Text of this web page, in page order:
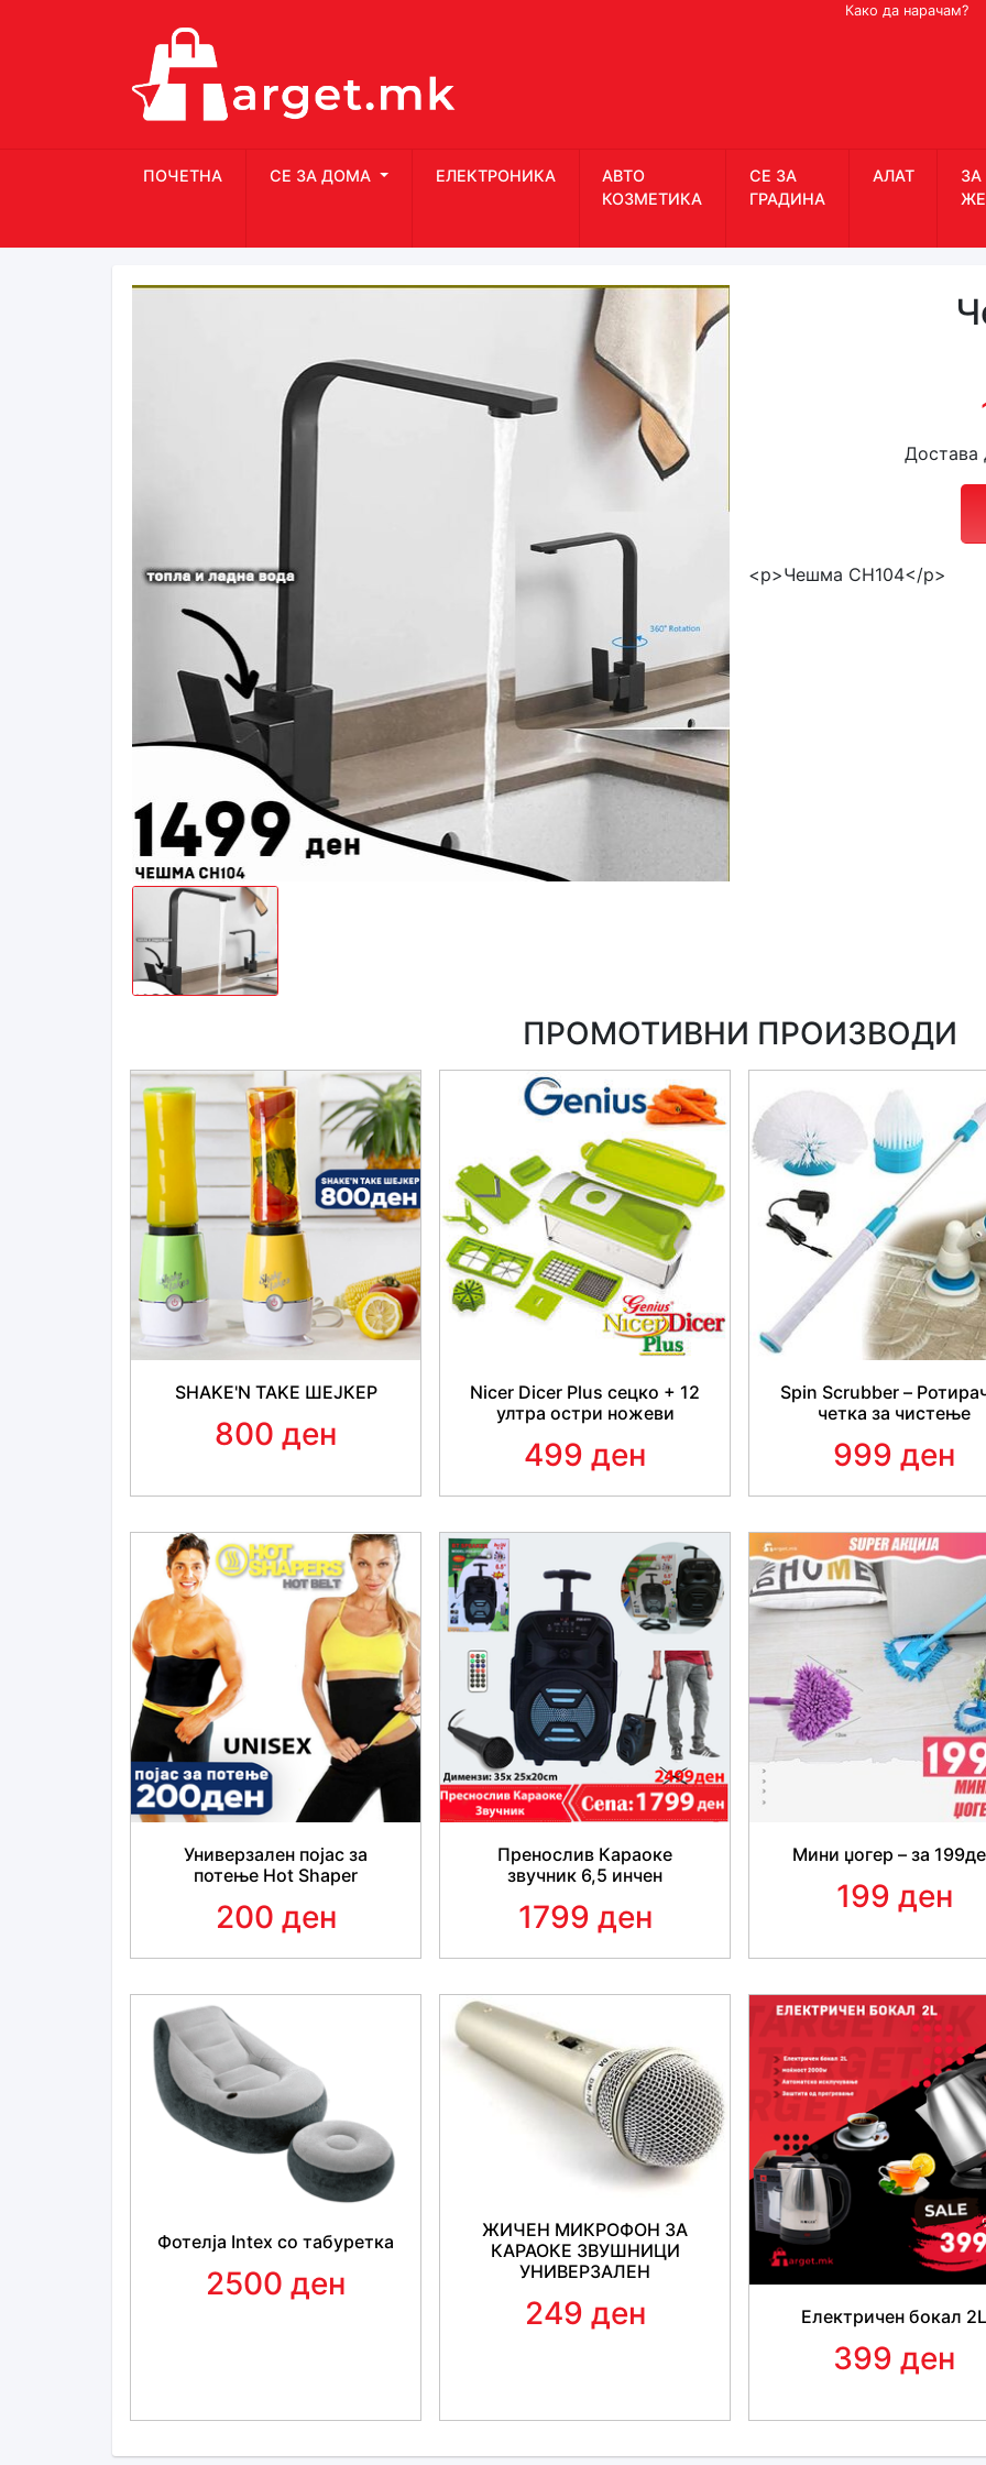
Како да нарачам?
ПОЧЕТНА СЕ ЗА ДОМА ЕЛЕКТРОНИКА
АВТО
КОЗМЕТИКА
СЕ ЗА
ГРАДИНА
АЛАТ
ЗА
Достава
<p>Чешма CH104</p>
ПРОМОТИВНИ ПРОИЗВОДИ
SHAKE'N TAKE ШЕЈКЕР
800 ден
Nicer Dicer Plus сецко + 12
ултра остри ножеви
499 ден
Spin Scrubber –
четка за чистење
999 ден
Универзален појас за
потење Hot Shaper
200 ден
Пренослив Караоке
звучник 6,5 инчен
1799 ден
Мини џогер – за
199 ден
Фотелја Intex со табуретка
2500 ден
ЖИЧЕН МИКРОФОН ЗА
КАРАОКЕ ЗВУШНИЦИ
УНИВЕРЗАЛЕН
249 ден Електричен бокал 2L
399 ден